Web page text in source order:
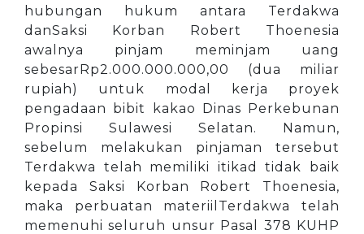
hubungan hukum antara Terdakwa
danSaksi Korban Robert Thoenesia
awalnya pinjam meminjam uang
sebesarRp2.000.000.000,00 (dua miliar
rupiah) untuk modal kerja proyek
pengadaan bibit kakao Dinas Perkebunan
Propinsi Sulawesi Selatan. Namun,
sebelum melakukan pinjaman tersebut
Terdakwa telah memiliki itikad tidak baik
kepada Saksi Korban Robert Thoenesia,
maka perbuatan materiilTerdakwa telah
memenuhi seluruh unsur Pasal 378 KUHP